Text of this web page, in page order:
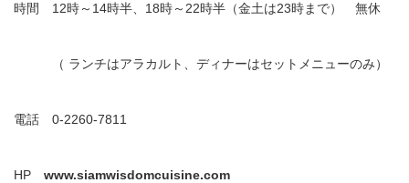
時間 12時～14時半、18時～22時半（金土は23時まで） 無休
（ ランチはアラカルト、ディナーはセットメニューのみ）
電話 0-2260-7811
HP www.siamwisdomcuisine.com